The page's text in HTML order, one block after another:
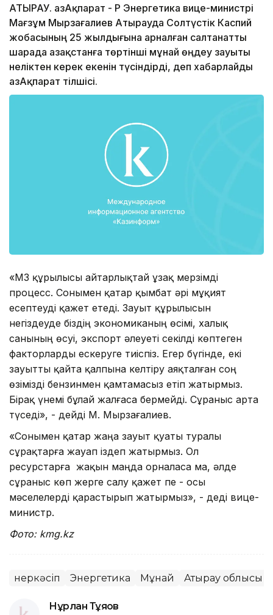
АТЫРАУ. ҚазАқпарат - ҚР Энергетика вице-министрі
Мағзұм Мырзағалиев Атырауда Солтүстік Каспий
жобасының 25 жылдығына арналған салтанатты
шарада Қазақстанға төртінші мұнай өңдеу зауыты
неліктен керек екенін түсіндірді, деп хабарлайды
ҚазАқпарат тілшісі.
«МӨЗ құрылысы айтарлықтай ұзақ мерзімді
процесс. Сонымен қатар қымбат әрі мұқият
есептеуді қажет етеді. Зауыт құрылысын
негіздеуде біздің экономиканың өсімі, халық
санының өсуі, экспорт әлеуеті секілді көптеген
факторларды ескеруге тиіспіз. Егер бүгінде, екі
зауытты қайта қалпына келтіру аяқталған соң
өзімізді бензинмен қамтамасыз етіп жатырмыз.
Бірақ үнемі бұлай жалғаса бермейді. Сұраныс арта
түседі», - дейді М. Мырзағалиев.
«Сонымен қатар жаңа зауыт қуаты туралы
сұрақтарға жауап іздеп жатырмыз. Ол
ресурстарға жақын маңда орналаса ма, әлде
сұраныс көп жерге салу қажет пе - осы
мәселелерді қарастырып жатырмыз», - деді вице-
министр.
Фото: kmg.kz
Өнеркәсіп Энергетика Мұнай Атырау облысы
Нұрлан Тұяқов